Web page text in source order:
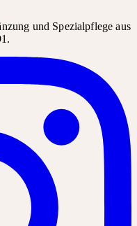
und Spezialpflege aus